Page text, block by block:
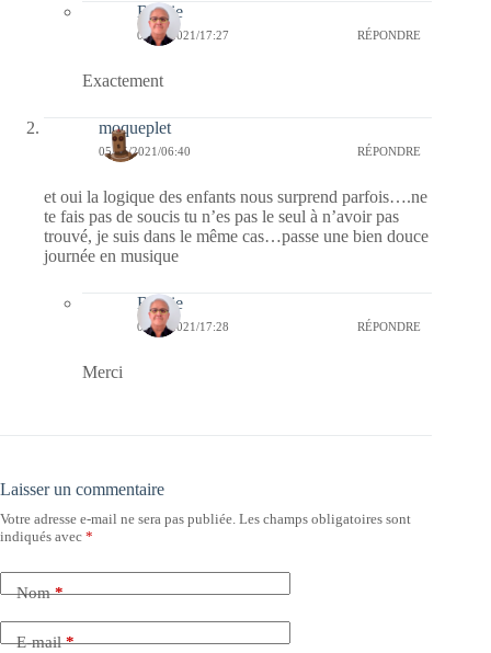
Bernie
05/05/2021/17:27 RÉPONDRE
Exactement
moqueplet
05/05/2021/06:40 RÉPONDRE
et oui la logique des enfants nous surprend parfois….ne
te fais pas de soucis tu n’es pas le seul à n’avoir pas
trouvé, je suis dans le même cas…passe une bien douce
journée en musique
Bernie
05/05/2021/17:28 RÉPONDRE
Merci
Laisser un commentaire
Votre adresse e-mail ne sera pas publiée. Les champs obligatoires sont
indiqués avec *
Nom*
E-mail*